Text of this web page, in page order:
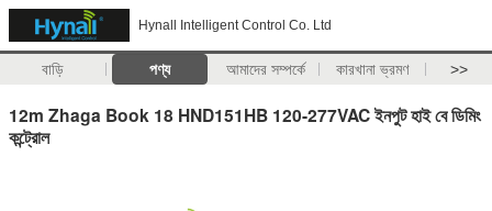
Hynall Intelligent Control Co. Ltd
বাড়ি পণ্য আমাদের সম্পর্কে কারখানা ভ্রমণ >>
12m Zhaga Book 18 HND151HB 120-277VAC ইনপুট হাই বে ডিমিং
কন্ট্রোল